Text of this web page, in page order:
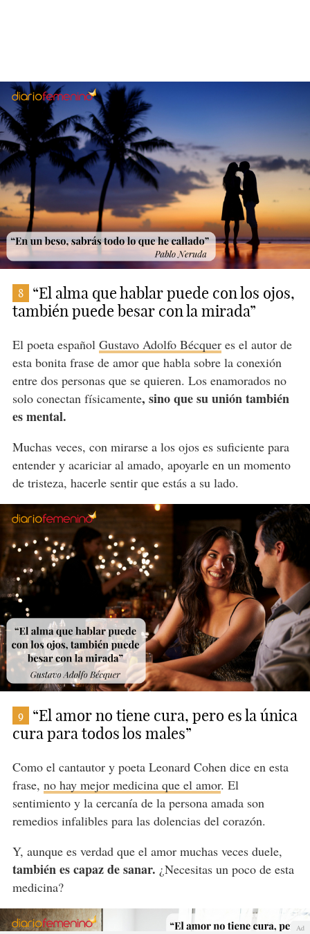
8
“El alma que hablar puede con los ojos,
también puede besar con la mirada”
El poeta español Gustavo Adolfo Bécqueres el autor de
esta bonita frase de amor que habla sobre la conexión
entre dos personas que se quieren. Los enamorados no
solo conectan físicamente, sino que su unión también
es mental.
Muchas veces, con mirarse a los ojos es suficiente para
entender y acariciar al amado, apoyarle en un momento
de tristeza, hacerle sentir que estás a su lado.
9
“El amor no tiene cura, pero es la única
cura para todos los males”
Como el cantautor y poeta Leonard Cohen dice en esta
frase, no hay mejor medicina que el amor. El
sentimiento y la cercanía de la persona amada son
remedios infalibles para las dolencias del corazón.
Y, aunque es verdad que el amor muchas veces duele,
también es capaz de sanar. ¿Necesitas un poco de esta
medicina?
Ad